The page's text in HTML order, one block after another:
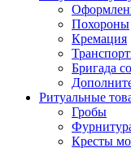
Похороны
Кремация
Бригада
Ритуальные
Гробы
Кресты